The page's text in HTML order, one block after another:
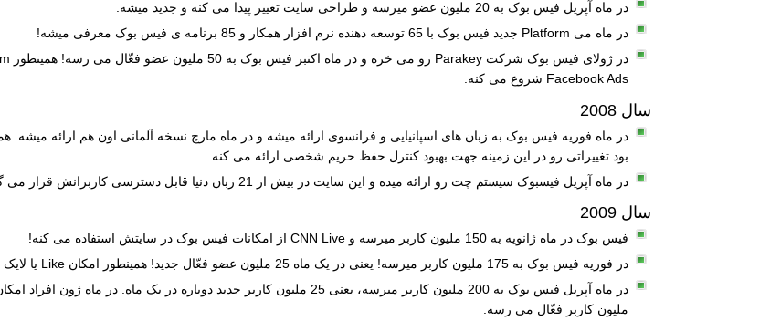
در ماه آپریل فیس بوک به 20 ملیون عضو میرسه و طراحی سایت تغییر پیدا می کنه و جدید میشه.
در ماه می Platform جدید فیس بوک با 65 توسعه دهنده نرم افزار همکار و 85 برنامه ی فیس بوک معرفی میشه!
Facebook Ads شروع می کنه.
سال 2008
در ماه فوریه فیس بوک به زبان های اسپانیایی و فرانسوی ارائه میشه و در ماه مارچ نسخه آلمانی اون هم ارائه
بود تغییراتی رو در این زمینه جهت بهبود کنترل حفظ حریم شخصی ارائه می کنه.
در ماه آپریل فیسبوک سیستم چت رو ارائه میده و این سایت در بیش از 21 زبان دنیا قابل دسترسی کاربرانش قرار می گیره.
سال 2009
فیس بوک در ماه ژانویه به 150 ملیون کاربر میرسه و CNN Live از امکانات فیس بوک در سایتش استفاده می کنه!
در فوریه فیس بوک به 175 ملیون کاربر میرسه! یعنی در یک ماه 25 ملیون عضو فعّال جدید! همینطور امکان Like یا لایک به فیس بوک اضافه میشه.
ملیون کاربر فعّال می رسه.